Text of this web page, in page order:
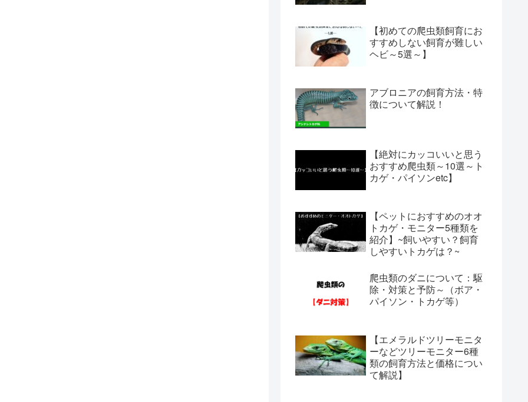
【初めての爬虫類飼育にお
すすめしない飼育が難しい
ヘビ～5選～】
アブロニアの飼育方法・特
徴について解説！
【絶対にカッコいいと思う
おすすめ爬虫類～10選～ト
カゲ・パイソンetc】
【ペットにおすすめのオオ
トカゲ・モニター5種類を
紹介】~飼いやすい？飼育
しやすいトカゲは？~
爬虫類のダニについて：駆
除・対策と予防～（ボア・
パイソン・トカゲ等）
【エメラルドツリーモニタ
ーなどツリーモニター6種
類の飼育方法と価格につい
て解説】